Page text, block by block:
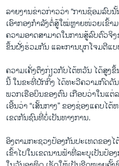
ລາຍງານຂ່າວກ່າວວ່າ “ການຊ້ອມລົບ
ເອົາກອງກຳລັງຕໍ່ສູ້ໃໝ່ຫຼາຍໜ່ວຍເຂົ້າ
ຄວາມອາດສາມາດໃນການສູ້ລົບຕົວຈິ
ຂຶ້ນຝັ່ງຮ່ວມກັນ ແລະການບຸກໂຈມຕີແບ
ຄວາມເຄັ່ງຕຶງກ່ຽວກັບໄຕ້ຫວັນ ໄດ້ສູງ
ນີ້ ໃນຂະທີ່ປັກກິ່ງ ໄດ້ທະວີຄວາມກົດດັ
ພວກເຮືອບິນຂອງຕົນ ເກືອບວ່າໃນແ
ເອີ້ນວ່າ “ເສັ້ນກາງ” ຂອງຊ່ອງແຄບໄ
ເຂດກັນຊົນທີ່ບໍ່ເປັນທາງການ.
ອິງຕາມກະຊວງປ້ອງກັນປະເທດຂອງ
ເຂົ້າໄປໃນເຂດນານຟ້າທີ່ລະບຸເປັນປ້ອ